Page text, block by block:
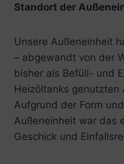
Standort der
Unsere Außeneinheit
– abgewandt von der
bisher als Befüll- und
Heizöltanks genutzten
Aufgrund der Form
Außeneinheit war das
Geschick und